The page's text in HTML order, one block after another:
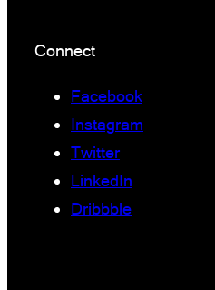
Connect
Facebook
Instagram
Twitter
LinkedIn
Dribbble